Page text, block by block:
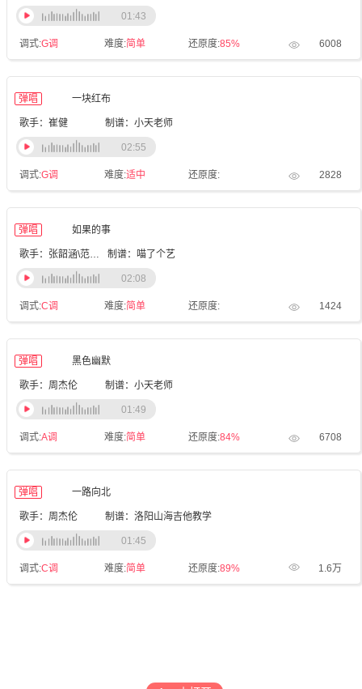
调式:G调 难度:简单 还原度:85% 6008
01:43
弹唱 一块红布
歌手：崔健 制谱：小天老师
调式:G调 难度:适中 还原度: 2828
02:55
弹唱 如果的事
歌手：张韶涵\范玮琪 制谱：喵了个艺
调式:C调 难度:简单 还原度: 1424
02:08
弹唱 黑色幽默
歌手：周杰伦 制谱：小天老师
调式:A调 难度:简单 还原度:84% 6708
01:49
弹唱 一路向北
歌手：周杰伦 制谱：洛阳山海吉他教学
调式:C调 难度:简单 还原度:89% 1.6万
01:45